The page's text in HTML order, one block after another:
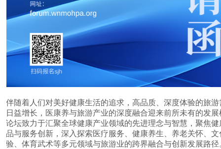
伴随着人们对美好健康生活的追求，高品质、深度体验的旅游
日益增长，医康养与旅游产业的深度融合迎来前所未有的发
论坛致力于汇聚全球健康产业领域的先进理念与智慧，聚焦健
品与服务创新，深入探索医疗服务、健康养生、养老关怀、文
验、体育武术等多元领域与旅游业的跨界融合与创新发展路径